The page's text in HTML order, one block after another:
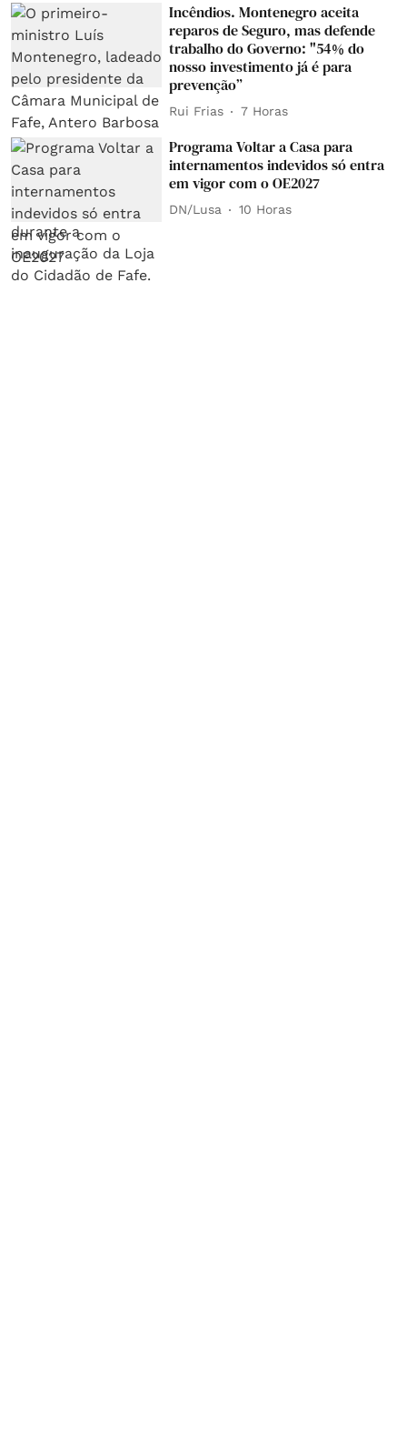
Incêndios. Montenegro aceita
reparos de Seguro, mas defende
trabalho do Governo: "54% do
nosso investimento já é para
prevenção”
Rui Frias 7 Horas
Programa Voltar a Casa para
internamentos indevidos só entra
em vigor com o OE2027
DN/Lusa 10 Horas